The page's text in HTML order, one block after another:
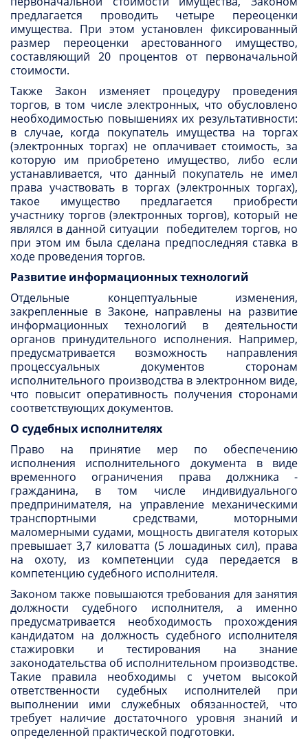
предлагается проводить четыре переоценки
имущества. При этом установлен фиксированный
размер переоценки арестованного имущество,
составляющий 20 процентов от первоначальной
стоимости.
Также Закон изменяет процедуру проведения
торгов, в том числе электронных, что обусловлено
необходимостью повышениях их результативности:
в случае, когда покупатель имущества на торгах
(электронных торгах) не оплачивает стоимость, за
которую им приобретено имущество, либо если
устанавливается, что данный покупатель не имел
права участвовать в торгах (электронных торгах),
такое имущество предлагается приобрести
участнику торгов (электронных торгов), который не
являлся в данной ситуации победителем торгов, но
при этом им была сделана предпоследняя ставка в
ходе проведения торгов.
Развитие информационных технологий
Отдельные концептуальные изменения,
закрепленные в Законе, направлены на развитие
информационных технологий в деятельности
органов принудительного исполнения. Например,
предусматривается возможность направления
процессуальных документов сторонам
исполнительного производства в электронном виде,
что повысит оперативность получения сторонами
соответствующих документов.
О судебных исполнителях
Право на принятие мер по обеспечению
исполнения исполнительного документа в виде
временного ограничения права должника -
гражданина, в том числе индивидуального
предпринимателя, на управление механическими
транспортными средствами, моторными
маломерными судами, мощность двигателя которых
превышает 3,7 киловатта (5 лошадиных сил), права
на охоту, из компетенции суда передается в
компетенцию судебного исполнителя.
Законом также повышаются требования для занятия
должности судебного исполнителя, а именно
предусматривается необходимость прохождения
кандидатом на должность судебного исполнителя
стажировки и тестирования на знание
законодательства об исполнительном производстве.
Такие правила необходимы с учетом высокой
ответственности судебных исполнителей при
выполнении ими служебных обязанностей, что
требует наличие достаточного уровня знаний и
определенной практической подготовки.